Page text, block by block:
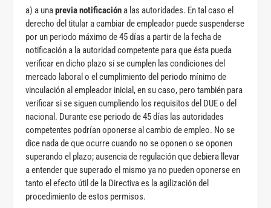
a) a unaprevia notificacióna las autoridades. En tal caso el
derecho del titular a cambiar de empleador puede suspenderse
por un periodo máximo de 45 días a partir de la fecha de
notificación a la autoridad competente para que ésta pueda
verificar en dicho plazo si se cumplen las condiciones del
mercado laboral o el cumplimiento del periodo mínimo de
vinculación al empleador inicial, en su caso, pero también para
verificar si se siguen cumpliendo los requisitos del DUE o del
nacional. Durante ese periodo de 45 días las autoridades
competentes podrían oponerse al cambio de empleo. No se
dice nada de que ocurre cuando no se oponen o se oponen
superando el plazo; ausencia de regulación que debiera llevar
a entender que superado el mismo ya no pueden oponerse en
tanto el efecto útil de la Directiva es la agilización del
procedimiento de estos permisos.